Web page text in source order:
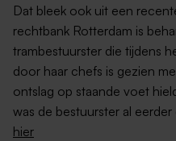
Dat bleek ook uit een
rechtbank Rotterdam is
trambestuurster die tijdens
door haar chefs is gezien
ontslag op staande voet
was de bestuurster al
hier